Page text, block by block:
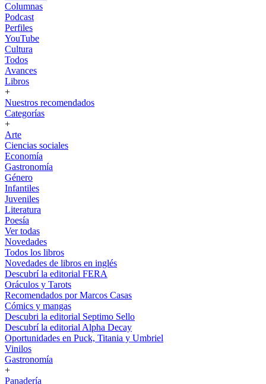
Columnas
Podcast
Perfiles
YouTube
Cultura
Todos
Avances
Libros
+
Nuestros recomendados
Categorías
+
Arte
Ciencias sociales
Economía
Gastronomía
Género
Infantiles
Juveniles
Literatura
Poesía
Ver todas
Novedades
Todos los libros
Novedades de libros en inglés
Descubrí la editorial FERA
Oráculos y Tarots
Recomendados por Marcos Casas
Cómics y mangas
Descubri la editorial Septimo Sello
Descubrí la editorial Alpha Decay
Oportunidades en Puck, Titania y Umbriel
Vinilos
Gastronomía
+
Panadería